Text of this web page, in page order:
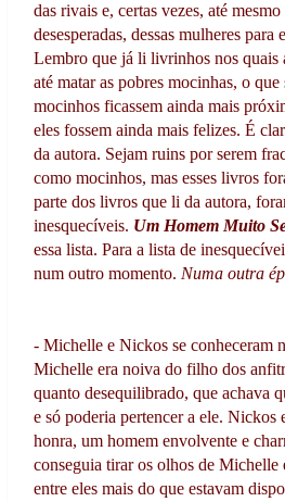
das rivais e, certas vezes, até mesmo
desesperadas, dessas mulheres
Lembro que já li livrinhos nos quais
até matar as pobres mocinhas, o
mocinhos ficassem ainda mais
eles fossem ainda mais felizes. É
da autora. Sejam ruins por serem
como mocinhos, mas esses livros
parte dos livros que li da autora,
inesquecíveis. Um Homem Muito
essa lista. Para a lista de
num outro momento. Numa outra
- Michelle e Nickos se conheceram
Michelle era noiva do filho dos
quanto desequilibrado, que achava
e só poderia pertencer a ele. Nickos
honra, um homem envolvente e
conseguia tirar os olhos de Michelle
entre eles mais do que estavam